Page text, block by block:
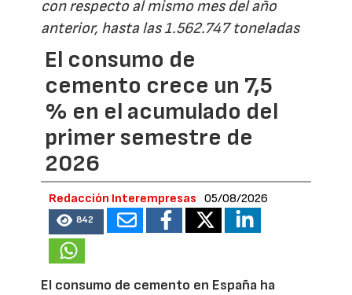
con respecto al mismo mes del año
anterior, hasta las 1.562.747 toneladas
El consumo de
cemento crece un 7,5
% en el acumulado del
primer semestre de
2026
Redacción Interempresas 05/08/2026
842
El consumo de cemento en España ha